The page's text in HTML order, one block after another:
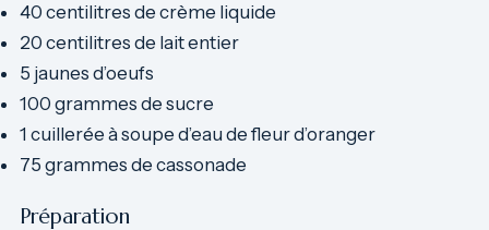
40 centilitres de crème liquide
20 centilitres de lait entier
5 jaunes d’oeufs
100 grammes de sucre
1 cuillerée à soupe d’eau de fleur d’oranger
75 grammes de cassonade
Préparation